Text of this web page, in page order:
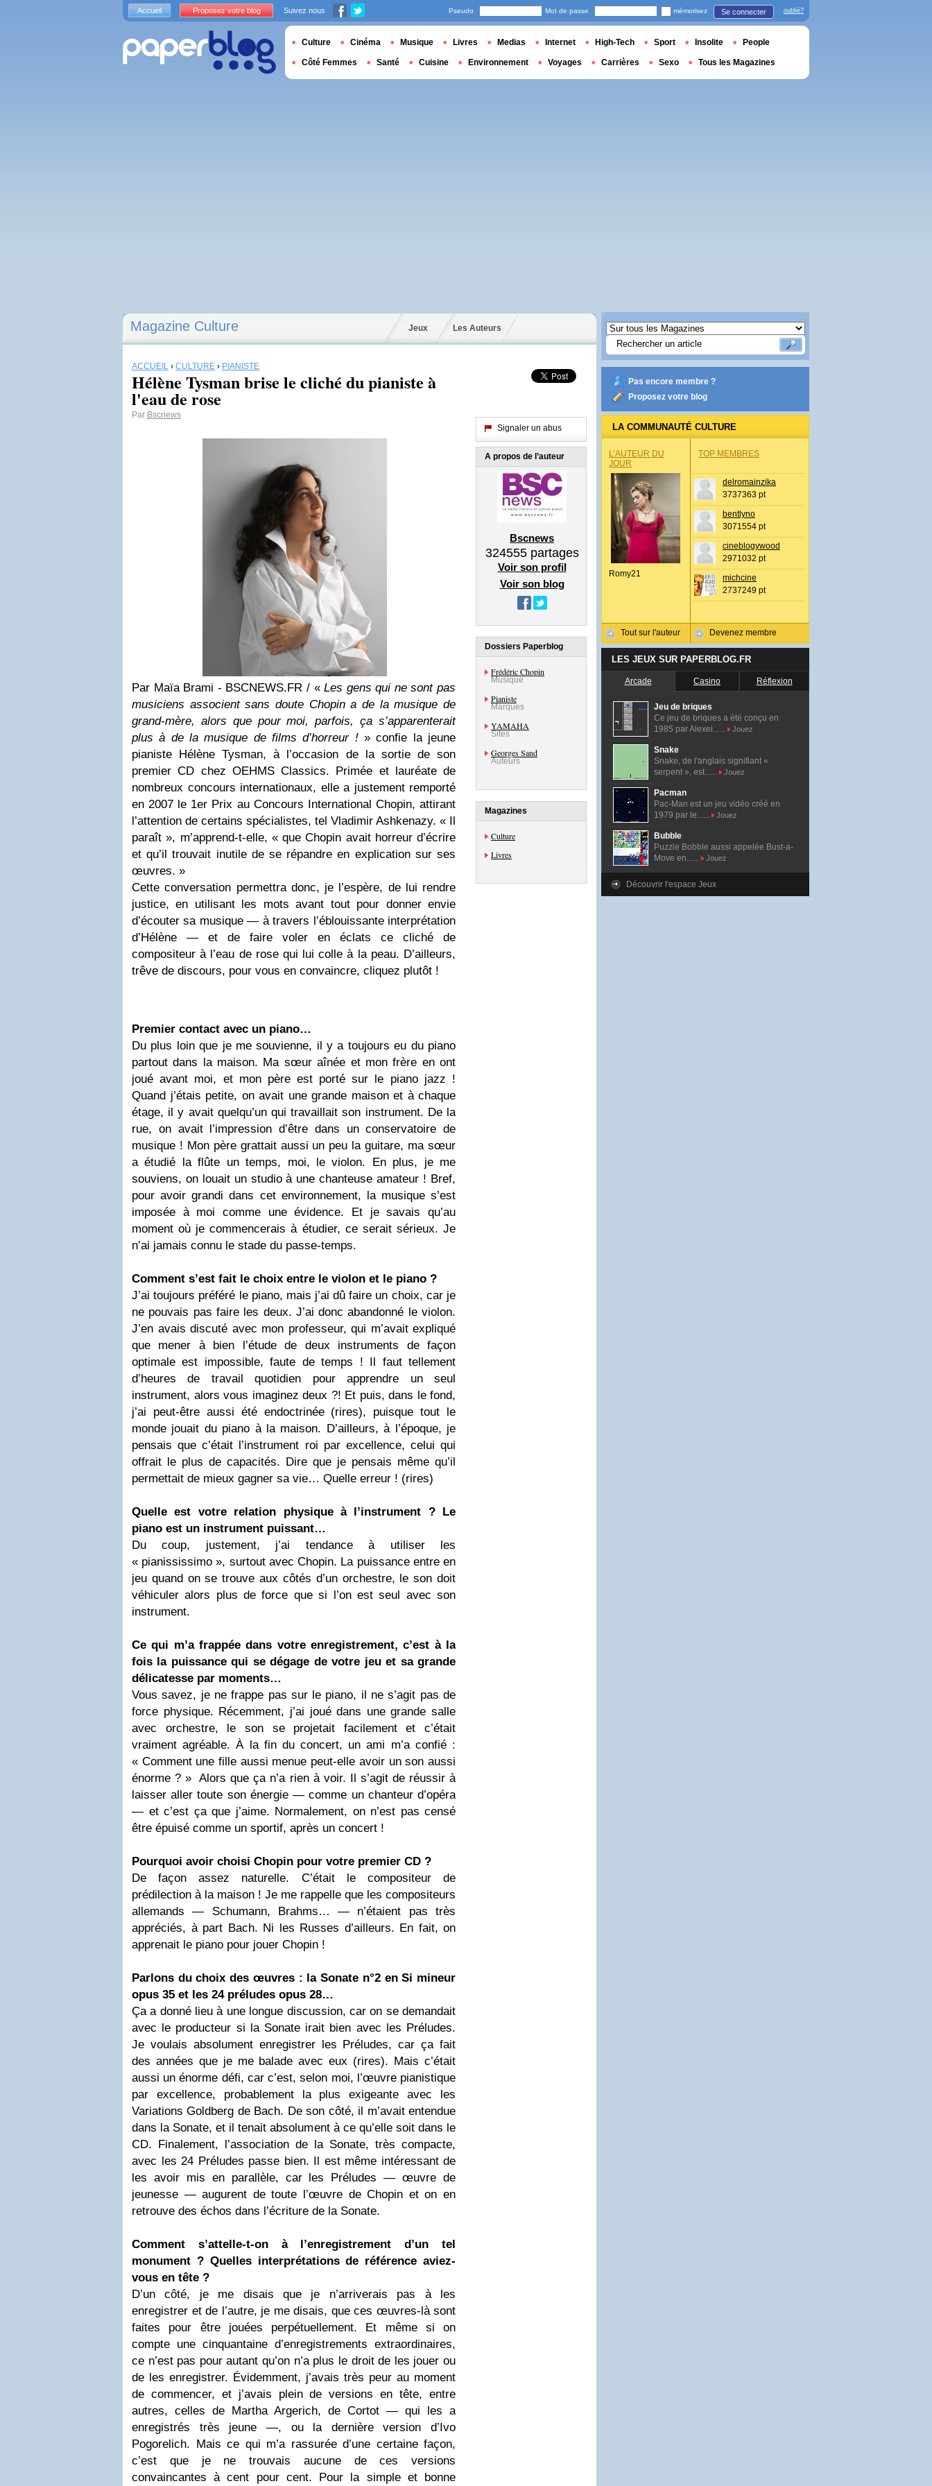
Magazine Culture Jeux Les Auteurs
ACCUEIL › CULTURE › PIANISTE
Hélène Tysman brise le cliché du pianiste à
l'eau de rose
Par Bscnews
Par Maïa Brami - BSCNEWS.FR / «Les gens qui ne sont pas
musiciens associent sans doute Chopin a de la musique de
grand-mère, alors que pour moi, parfois, ça s’apparenterait
plus à de la musique de films d’horreur !» confie la jeune
pianiste Hélène Tysman, à l’occasion de la sortie de son
premier CD chez OEHMS Classics. Primée et lauréate de
nombreux concours internationaux, elle a justement remporté
en 2007 le 1er Prix au Concours International Chopin, attirant
l’attention de certains spécialistes, tel Vladimir Ashkenazy. « Il
paraît », m’apprend-t-elle, « que Chopin avait horreur d’écrire
et qu’il trouvait inutile de se répandre en explication sur ses
œuvres. »
Cette conversation permettra donc, je l’espère, de lui rendre
justice, en utilisant les mots avant tout pour donner envie
d’écouter sa musique — à travers l’éblouissante interprétation
d’Hélène — et de faire voler en éclats ce cliché de
compositeur à l’eau de rose qui lui colle à la peau. D’ailleurs,
trêve de discours, pour vous en convaincre, cliquez plutôt !
Premier contact avec un piano…
Du plus loin que je me souvienne, il y a toujours eu du piano
partout dans la maison. Ma sœur aînée et mon frère en ont
joué avant moi, et mon père est porté sur le piano jazz !
Quand j’étais petite, on avait une grande maison et à chaque
étage, il y avait quelqu’un qui travaillait son instrument. De la
rue, on avait l’impression d’être dans un conservatoire de
musique ! Mon père grattait aussi un peu la guitare, ma sœur
a étudié la flûte un temps, moi, le violon. En plus, je me
souviens, on louait un studio à une chanteuse amateur ! Bref,
pour avoir grandi dans cet environnement, la musique s’est
imposée à moi comme une évidence. Et je savais qu’au
moment où je commencerais à étudier, ce serait sérieux. Je
n’ai jamais connu le stade du passe-temps.
Comment s’est fait le choix entre le violon et le piano ?
J’ai toujours préféré le piano, mais j’ai dû faire un choix, car je
ne pouvais pas faire les deux. J’ai donc abandonné le violon.
J’en avais discuté avec mon professeur, qui m’avait expliqué
que mener à bien l’étude de deux instruments de façon
optimale est impossible, faute de temps ! Il faut tellement
d’heures de travail quotidien pour apprendre un seul
instrument, alors vous imaginez deux ?! Et puis, dans le fond,
j’ai peut-être aussi été endoctrinée (rires), puisque tout le
monde jouait du piano à la maison. D’ailleurs, à l’époque, je
pensais que c’était l’instrument roi par excellence, celui qui
offrait le plus de capacités. Dire que je pensais même qu’il
permettait de mieux gagner sa vie… Quelle erreur ! (rires)
Quelle est votre relation physique à l’instrument ? Le
piano est un instrument puissant…
Du coup, justement, j’ai tendance à utiliser les
« pianississimo », surtout avec Chopin. La puissance entre en
jeu quand on se trouve aux côtés d’un orchestre, le son doit
véhiculer alors plus de force que si l’on est seul avec son
instrument.
Ce qui m’a frappée dans votre enregistrement, c’est à la
fois la puissance qui se dégage de votre jeu et sa grande
délicatesse par moments…
Vous savez, je ne frappe pas sur le piano, il ne s’agit pas de
force physique. Récemment, j’ai joué dans une grande salle
avec orchestre, le son se projetait facilement et c’était
vraiment agréable. À la fin du concert, un ami m’a confié :
« Comment une fille aussi menue peut-elle avoir un son aussi
énorme ? » Alors que ça n’a rien à voir. Il s’agit de réussir à
laisser aller toute son énergie — comme un chanteur d’opéra
— et c’est ça que j’aime. Normalement, on n’est pas censé
être épuisé comme un sportif, après un concert !
Pourquoi avoir choisi Chopin pour votre premier CD ?
De façon assez naturelle. C’était le compositeur de
prédilection à la maison ! Je me rappelle que les compositeurs
allemands — Schumann, Brahms… — n’étaient pas très
appréciés, à part Bach. Ni les Russes d’ailleurs. En fait, on
apprenait le piano pour jouer Chopin !
Parlons du choix des œuvres : la Sonate n°2 en Si mineur
opus 35 et les 24 préludes opus 28…
Ça a donné lieu à une longue discussion, car on se demandait
avec le producteur si la Sonate irait bien avec les Préludes.
Je voulais absolument enregistrer les Préludes, car ça fait
des années que je me balade avec eux (rires). Mais c’était
aussi un énorme défi, car c’est, selon moi, l’œuvre pianistique
par excellence, probablement la plus exigeante avec les
Variations Goldberg de Bach. De son côté, il m’avait entendue
dans la Sonate, et il tenait absolument à ce qu’elle soit dans le
CD. Finalement, l’association de la Sonate, très compacte,
avec les 24 Préludes passe bien. Il est même intéressant de
les avoir mis en parallèle, car les Préludes — œuvre de
jeunesse — augurent de toute l’œuvre de Chopin et on en
retrouve des échos dans l’écriture de la Sonate.
Comment s’attelle-t-on à l’enregistrement d’un tel
monument ? Quelles interprétations de référence aviez-
vous en tête ?
D’un côté, je me disais que je n’arriverais pas à les
enregistrer et de l’autre, je me disais, que ces œuvres-là sont
faites pour être jouées perpétuellement. Et même si on
compte une cinquantaine d’enregistrements extraordinaires,
ce n’est pas pour autant qu’on n’a plus le droit de les jouer ou
de les enregistrer. Évidemment, j’avais très peur au moment
de commencer, et j’avais plein de versions en tête, entre
autres, celles de Martha Argerich, de Cortot — qui les a
enregistrés très jeune —, ou la dernière version d’Ivo
Pogorelich. Mais ce qui m’a rassurée d’une certaine façon,
c’est que je ne trouvais aucune de ces versions
convaincantes à cent pour cent. Pour la simple et bonne
Signaler un abus
A propos de l’auteur
Bscnews
324555partages
Voir son profil
Voir son blog
Dossiers Paperblog
Frédéric Chopin
Musique
Pianiste
Marques
YAMAHA
Sites
Georges Sand
Auteurs
Magazines
Culture
Livres
Pas encore membre ?
Proposez votre blog
LA COMMUNAUTÉ CULTURE
L’AUTEUR DU
JOUR
Romy21
Tout sur l'auteur
TOP MEMBRES
delromainzika
3737363 pt
bentlyno
3071554 pt
cineblogywood
2971032 pt
michcine
2737249 pt
Devenez membre
LES JEUX SUR PAPERBLOG.FR
Arcade Casino Réflexion
Jeu de briques
Ce jeu de briques a été conçu en
1985 par Alexei......
Jouez
Snake
Snake, de l'anglais signifiant «
serpent », est......
Jouez
Pacman
Pac-Man est un jeu vidéo créé en
1979 par le......
Jouez
Bubble
Puzzle Bobble aussi appelée Bust-a-
Move en......
Jouez
Découvrir l'espace Jeux
Accueil Proposez votre blog Suivez nous Pseudo Mot de passe mémorisez Se connecter oublié?
Culture Cinéma Musique Livres Medias Internet High-Tech Sport Insolite People
Côté Femmes Santé Cuisine Environnement Voyages Carrières Sexo Tous les Magazines